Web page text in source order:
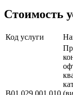
Стоимость
Код услуги